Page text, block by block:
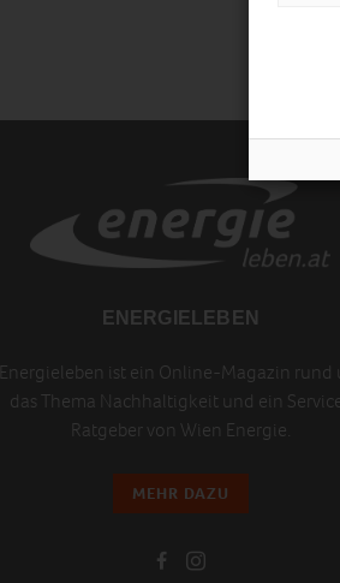
ENERGIELEBEN
Energieleben ist ein Online-Magazin rund
das Thema Nachhaltigkeit und ein
Ratgeber von Wien Energie.
MEHR DAZU